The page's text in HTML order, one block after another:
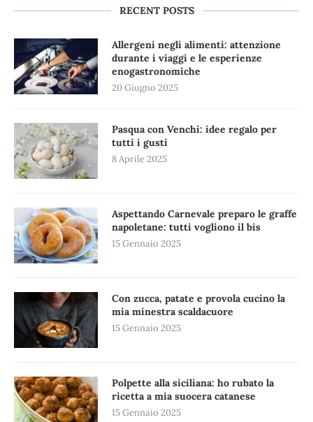
RECENT POSTS
Allergeni negli alimenti: attenzione
durante i viaggi e le esperienze
enogastronomiche
20 Giugno 2025
Pasqua con Venchi: idee regalo per
tutti i gusti
8 Aprile 2025
Aspettando Carnevale preparo le graffe
napoletane: tutti vogliono il bis
15 Gennaio 2025
Con zucca, patate e provola cucino la
mia minestra scaldacuore
15 Gennaio 2025
Polpette alla siciliana: ho rubato la
ricetta a mia suocera catanese
15 Gennaio 2025